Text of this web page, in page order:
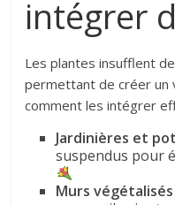
intégrer
Les plantes insufflent
permettant de créer un
comment les intégrer
Jardinières et
suspendus pour
Murs végétalisés